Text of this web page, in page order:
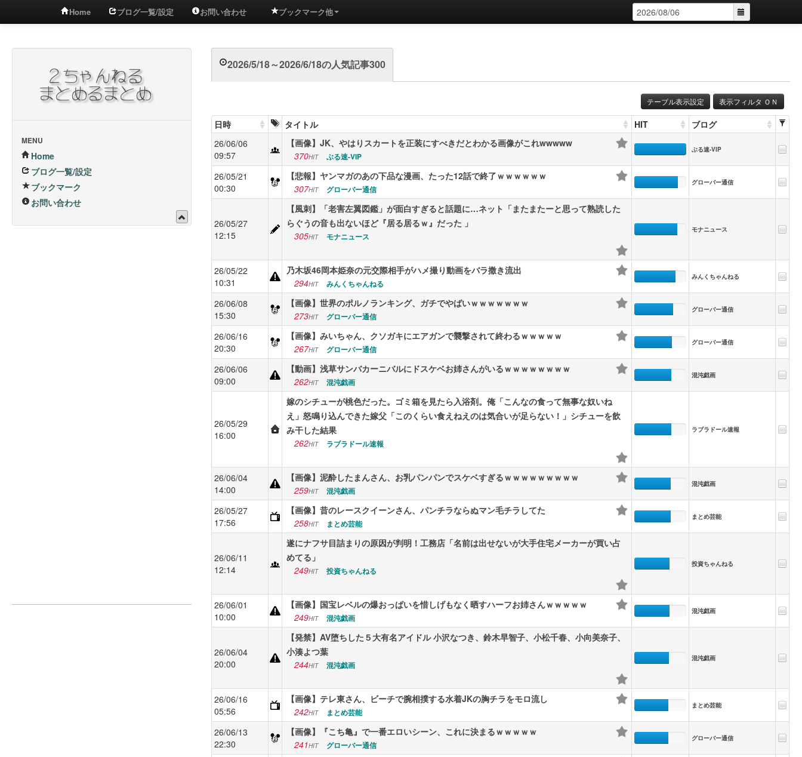
Home ブログ一覧/設定 お問い合わせ ブックマーク他
MENU
Home
ブログ一覧/設定
ブックマーク
お問い合わせ
2026/5/18～2026/6/18の人気記事300
テーブル表示設定 表示フィルタ ＯＮ
日時 タイトル HIT
ブログ
26/06/06
09:57
【画像】JK、やはりスカートを正装にすべきだとわかる画像がこれwwwww
370HIT ぶる速-VIP
ぶる速-VIP
26/05/21
00:30
【悲報】ヤンマガのあの下品な漫画、たった12話で終了ｗｗｗｗｗｗ
307HIT グローバー通信
グローバー通信
26/05/27
12:15
【風刺】「老害左翼図鑑」が面白すぎると話題に…ネット「またまたーと思って熟読した
らぐうの音も出ないほど『居る居るｗ』だった 」
305HIT モナニュース
モナニュース
26/05/22
10:31
乃木坂46岡本姫奈の元交際相手がハメ撮り動画をバラ撒き流出
294HIT みんくちゃんねる
みんくちゃんねる
26/06/08
15:30
【画像】世界のポルノランキング、ガチでやばいｗｗｗｗｗｗｗ
273HIT グローバー通信
グローバー通信
26/06/16
20:30
【画像】みいちゃん、クソガキにエアガンで襲撃されて終わるｗｗｗｗｗ
267HIT グローバー通信
グローバー通信
26/06/06
09:00
【動画】浅草サンバカーニバルにドスケベお姉さんがいるｗｗｗｗｗｗｗｗ
262HIT 混沌戯画
混沌戯画
26/05/29
16:00
嫁のシチューが桃色だった。ゴミ箱を見たら入浴剤。俺「こんなの食って無事な奴いね
え」怒鳴り込んできた嫁父「このくらい食えねえのは気合いが足らない！」シチューを飲
み干した結果
262HIT ラブラドール速報
ラブラドール速報
26/06/04
14:00
【画像】泥酔したまんさん、お乳パンパンでスケベすぎるｗｗｗｗｗｗｗｗｗ
259HIT 混沌戯画
混沌戯画
26/05/27
17:56
【画像】昔のレースクイーンさん、パンチラならぬマン毛チラしてた
258HIT まとめ芸能
まとめ芸能
26/06/11
12:14
遂にナフサ目詰まりの原因が判明！工務店「名前は出せないが大手住宅メーカーが買い占
めてる」
249HIT 投資ちゃんねる
投資ちゃんねる
26/06/01
10:00
【画像】国宝レベルの爆おっぱいを惜しげもなく晒すハーフお姉さんｗｗｗｗｗ
249HIT 混沌戯画
混沌戯画
26/06/04
20:00
【発禁】AV堕ちした５大有名アイドル 小沢なつき、鈴木早智子、小松千春、小向美奈子、
小湊よつ葉
244HIT 混沌戯画
混沌戯画
26/06/16
05:56
【画像】テレ東さん、ビーチで腕相撲する水着JKの胸チラをモロ流し
242HIT まとめ芸能
まとめ芸能
26/06/13
22:30
【画像】『こち亀』で一番エロいシーン、これに決まるｗｗｗｗｗ
241HIT グローバー通信
グローバー通信